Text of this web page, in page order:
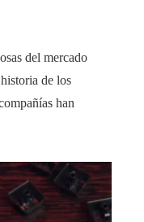
del mercado
de los
han